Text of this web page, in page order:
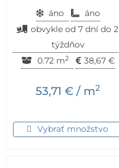
áno
áno
obvykle od 7 dní do 2
týždňov
0.72 m2 38,67 €
53,71 € / m2
Vybrať množstvo